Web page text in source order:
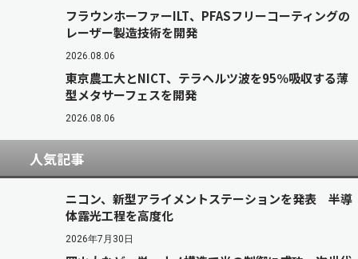
フラウンホーファーILT、PFASフリーコーティングの
レーザー製造技術を開発
2026.08.06
東京農工大とNICT、テラヘルツ波を95％吸収する薄
型メタサーフェスを開発
2026.08.06
人気記事
ニコン、新型アライメントステーションを発表 半導
体露光工程を高度化
2026年7月30日